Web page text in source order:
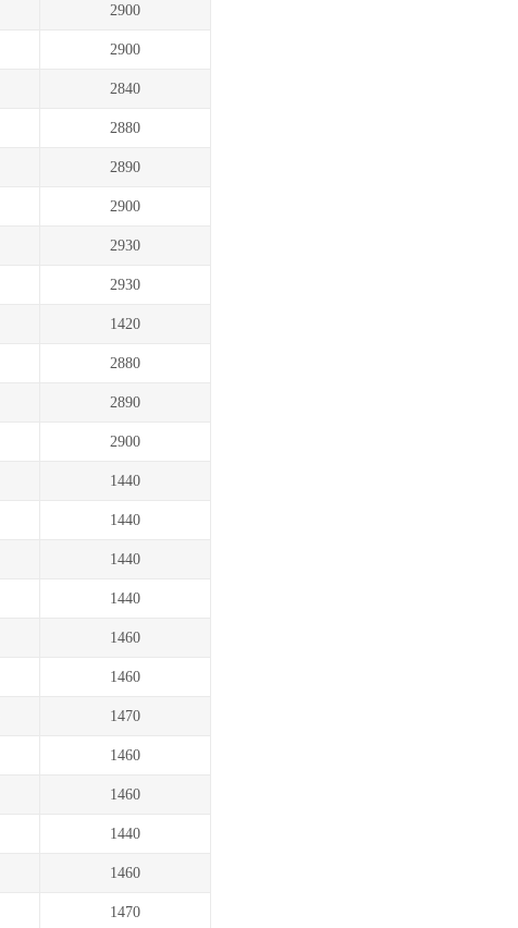
2900
2900
2840
2880
2890
2900
2930
2930
1420
2880
2890
2900
1440
1440
1440
1440
1460
1460
1470
1460
1460
1440
1460
1470